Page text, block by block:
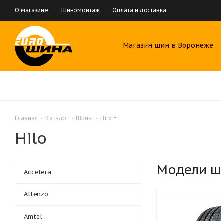
О магазине Шиномонтаж Оплата и доставка
Магазин шин в Воронеже
Главная - Каталог - Шины - Hilo
Hilo
Модели
Accelera
Altenzo
Amtel